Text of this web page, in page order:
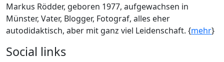
Markus Rödder, geboren 1977, aufgewachsen in
Münster, Vater, Blogger, Fotograf, alles eher
autodidaktisch, aber mit ganz viel Leidenschaft. {mehr}
Social links